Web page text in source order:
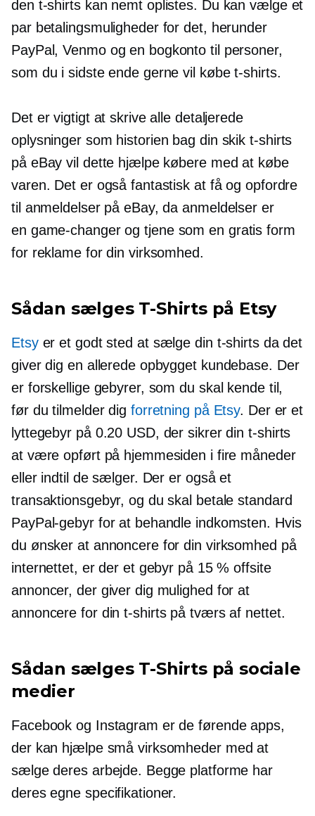
den t-shirtskan nemt oplistes. Du kan vælge et
par betalingsmuligheder for det, herunder
PayPal, Venmo og en bogkonto til personer,
som du i sidste ende gerne vil købet-shirts.
Det er vigtigt at skrive alle detaljerede
oplysninger som historien bag din skikt-shirts
på eBay vil dette hjælpe købere med at købe
varen. Det er også fantastisk at få og opfordre
til anmeldelser på eBay, da anmeldelser er
en game-changerog tjene som en gratis form
for reklame for din virksomhed.
Sådan sælges T-Shirtspå Etsy
Etsyer et godt sted at sælge din t-shirtsda det
giver dig en allerede opbygget kundebase. Der
er forskellige gebyrer, som du skal kende til,
før du tilmelder dig forretning på Etsy. Der er et
lyttegebyr på 0.20 USD, der sikrer dint-shirts
at være opført på hjemmesiden i fire måneder
eller indtil de sælger. Der er også et
transaktionsgebyr, og du skal betale standard
PayPal-gebyr for at behandle indkomsten. Hvis
du ønsker at annoncere for din virksomhed på
internettet, er der et gebyr på 15 % offsite
annoncer, der giver dig mulighed for at
annoncere for dint-shirtspå tværs af nettet.
Sådan sælges T-Shirtspå sociale
medier
Facebook og Instagram er de førende apps,
der kan hjælpe små virksomheder med at
sælge deres arbejde. Begge platforme har
deres egne specifikationer.